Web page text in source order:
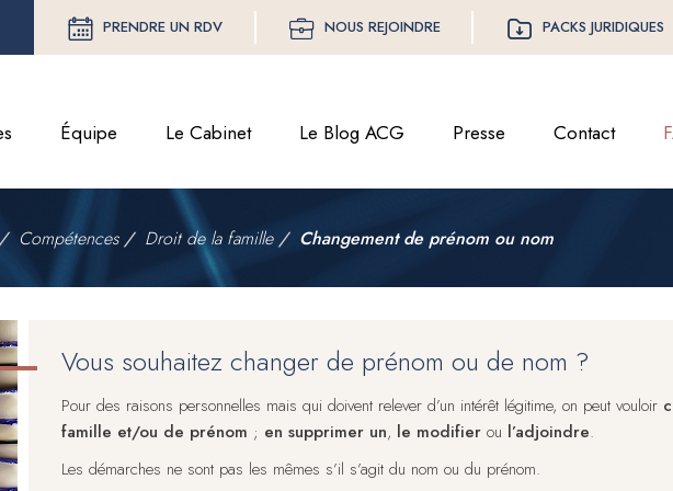
PRENDRE UN RDV NOUS REJOINDRE PACKS JURIDIQUES
Équipe Le Cabinet Le Blog ACG Presse Contact
Compétences Droit de la famille Changement de prénom ou nom
Vous souhaitez changer de prénom ou de nom ?
Pour des raisons personnelles mais qui doivent relever d’un intérêt légitime, on peut vouloir
famille et/ou de prénom ; en supprimer un, le modifierou l’adjoindre.
Les démarches ne sont pas les mêmes s’il s’agit du nom ou du prénom.